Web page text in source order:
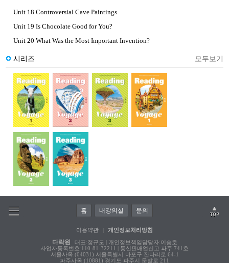
Unit 18 Controversial Cave Paintings
Unit 19 Is Chocolate Good for You?
Unit 20 What Was the Most Important Invention?
시리즈 모두보기
홈 내강의실 문의
이용약관 개인정보처리방침
다락원
대표:정규도 | 개인정보책임담당자:이승호
사업자등록번호:110-81-32211 | 통신판매업신고:파주 741호
서울사옥:(04031) 서울특별시 마포구 잔다리로 64-1
파주사옥:(10881) 경기도 파주시 문발로 211